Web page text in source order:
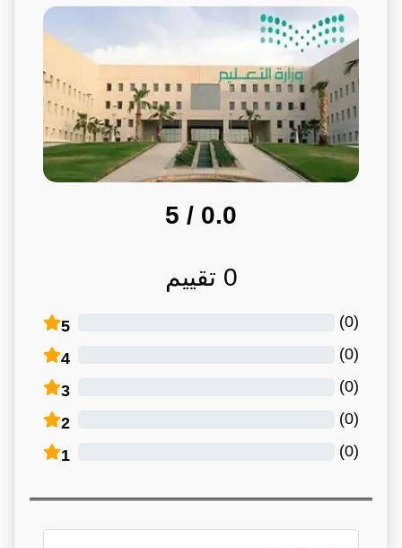
0.0
/ 5
0 تقييم
5 (
0
)
4 (
0
)
3 (
0
)
2 (
0
)
1 (
0
)